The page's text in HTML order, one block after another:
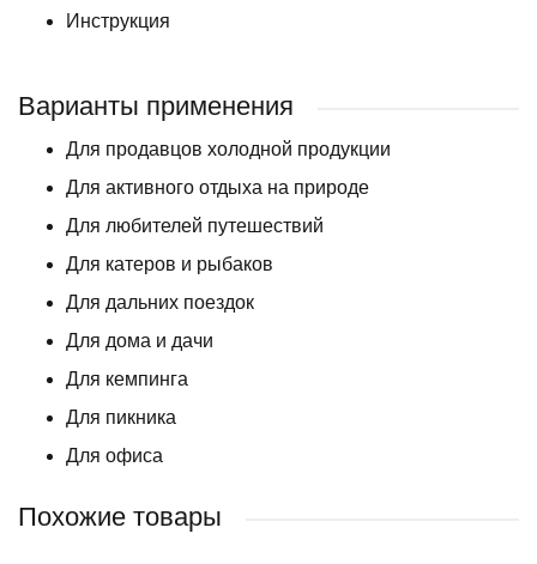
Инструкция
Варианты применения
Для продавцов холодной продукции
Для активного отдыха на природе
Для любителей путешествий
Для катеров и рыбаков
Для дальних поездок
Для дома и дачи
Для кемпинга
Для пикника
Для офиса
Похожие товары